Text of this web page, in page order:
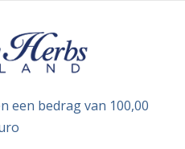
een bedrag van 100,00